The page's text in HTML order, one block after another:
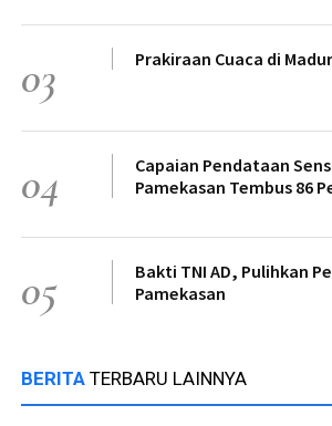
03 Prakiraan Cuaca di
04
Capaian Pendataan
Pamekasan Tembus 86
05
Bakti TNI AD, Pulihkan
Pamekasan
BERITA TERBARU LAINNYA